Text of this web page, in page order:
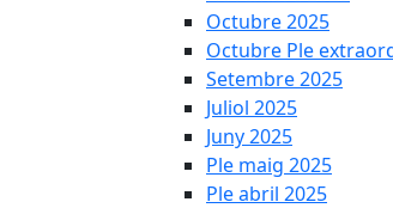
Octubre 2025
Octubre Ple
Setembre 2025
Juliol 2025
Juny 2025
Ple maig 2025
Ple abril 2025